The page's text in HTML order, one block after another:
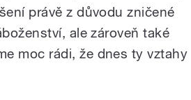
právě z důvodu zničené
ale zároveň také
moc rádi, že dnes ty vztahy